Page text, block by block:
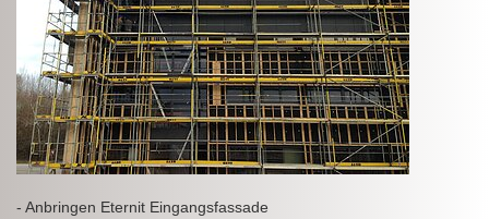
- Anbringen Eternit Eingangsfassade